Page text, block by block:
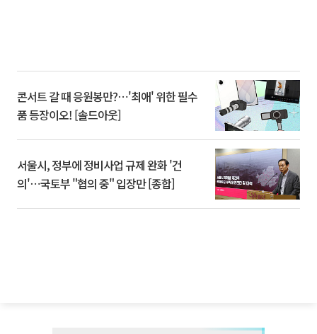
콘서트 갈 때 응원봉만?⋯'최애' 위한 필수
품 등장이오! [솔드아웃]
서울시, 정부에 정비사업 규제 완화 '건
의'⋯국토부 "협의 중" 입장만 [종합]